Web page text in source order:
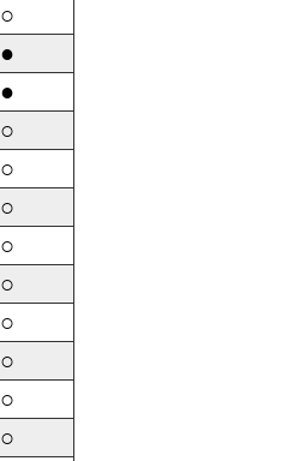
○
●
●
○
○
○
○
○
○
○
○
○